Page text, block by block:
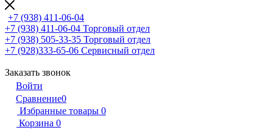
+7 (938) 411-06-04
+7 (938) 411-06-04 Торговый отдел
+7 (938) 505-33-35 Торговый отдел
+7 (928)333-65-06 Сервисный отдел
Заказать звонок
Войти
Сравнение0
Избранные товары 0
Корзина 0